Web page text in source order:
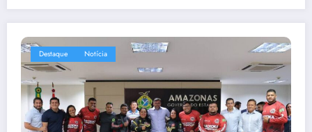
Destaque Notícia